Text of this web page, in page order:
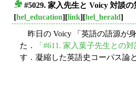
#5029. 家入先生と Voicy 対談
[hel_education][link][hel_herald]
昨日の Voicy 「英語の語源が
た．
「#611. 家入葉子先生との
す．凝縮した英語史コーパス論